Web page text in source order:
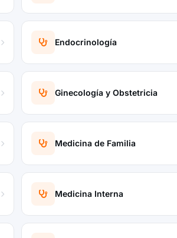
Endocrinología
Ginecología y Obstetricia
Medicina de Familia
Medicina Interna